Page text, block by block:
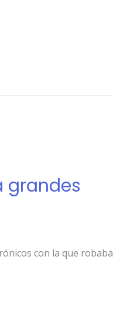
grandes
con la que robaba